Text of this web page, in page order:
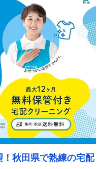
秋田県で熟練の宅配